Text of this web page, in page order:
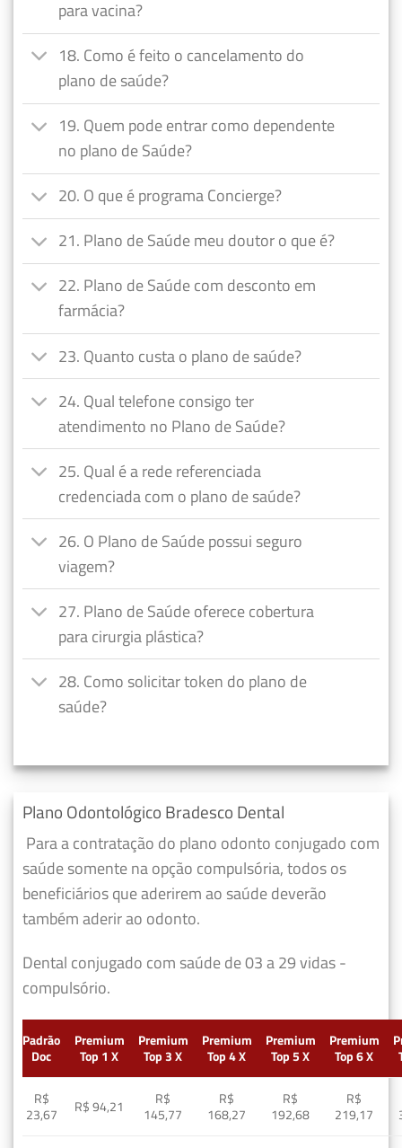
para vacina?
18. Como é feito o cancelamento do
plano de saúde?
19. Quem pode entrar como dependente
no plano de Saúde?
20. O que é programa Concierge?
21. Plano de Saúde meu doutor o que é?
22. Plano de Saúde com desconto em
farmácia?
23. Quanto custa o plano de saúde?
24. Qual telefone consigo ter
atendimento no Plano de Saúde?
25. Qual é a rede referenciada
credenciada com o plano de saúde?
26. O Plano de Saúde possui seguro
viagem?
27. Plano de Saúde oferece cobertura
para cirurgia plástica?
28. Como solicitar token do plano de
saúde?
Plano Odontológico Bradesco Dental
Para a contratação do plano odonto conjugado com
saúde somente na opção compulsória, todos os
beneficiários que aderirem ao saúde deverão
também aderir ao odonto.
Dental conjugado com saúde de 03 a 29 vidas -
compulsório.
Padrão
Doc
Premium
Top 1 X
Premium
Top 3 X
Premium
Top 4 X
Premium
Top 5 X
Premium
Top 6 X
R$
23,67
R$ 94,21
R$
145,77
R$
168,27
R$
192,68
R$
219,17